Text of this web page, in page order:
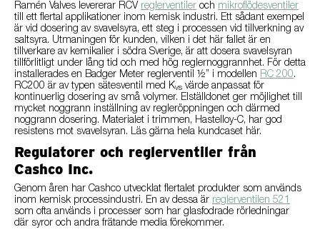
Ramén Valves levererar RCV reglerventiler och mikroflödesventiler
till ett flertal applikationer inom kemisk industri. Ett sådant exempel
är vid dosering av svavelsyra, ett steg i processen vid tillverkning av
saltsyra. Utmaningen för kunden, vilken i det här fallet är en
tillverkare av kemikalier i södra Sverige, är att dosera svavelsyran
tillförlitligt under lång tid och med hög reglernoggrannhet. För detta
installerades en Badger Meter reglerventil ½” i modellen RC 200.
RC200 är av typen sätesventil med Kvs värde anpassat för
kontinuerlig dosering av små volymer. Elställdonet ger möjlighet till
mycket noggrann inställning av regleröppningen och därmed
noggrann dosering. Materialet i trimmen, Hastelloy-C, har god
resistens mot svavelsyran. Läs gärna hela kundcaset här.
Regulatorer och reglerventiler från
Cashco Inc.
Genom åren har Cashco utvecklat flertalet produkter som används
inom kemisk processindustri. En av dessa är reglerventilen 521
som ofta används i processer som har glasfodrade rörledningar
där syror och andra frätande media förekommer.